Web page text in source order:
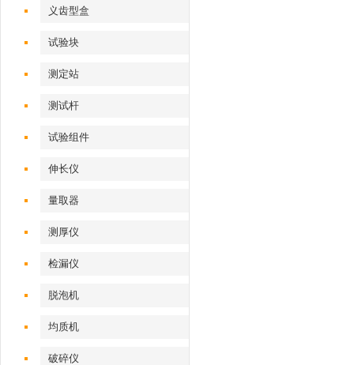
义齿型盒
试验块
测定站‌
测试杆
试验组件
伸长仪
量取器
测厚仪
检漏仪
脱泡机
均质机
破碎仪